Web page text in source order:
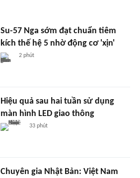
Su-57 Nga sớm đạt chuẩn tiêm
kích thế hệ 5 nhờ động cơ 'xịn'
2 phút
Hiệu quả sau hai tuần sử dụng
màn hình LED giao thông
33 phút
Chuyên gia Nhật Bản: Việt Nam